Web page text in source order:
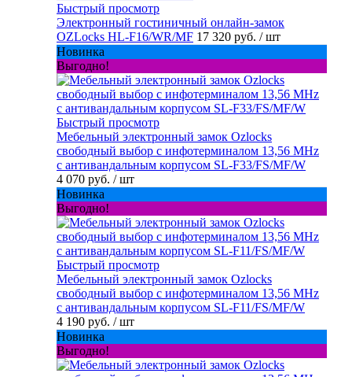
Быстрый просмотр
Электронный гостиничный онлайн-замок
OZLocks HL-F16/WR/MF 17 320 руб. / шт
Новинка
Выгодно!
Быстрый просмотр
Мебельный электронный замок Ozlocks
свободный выбор с инфотерминалом 13,56 MHz
с антивандальным корпусом SL-F33/FS/MF/W
4 070 руб. / шт
Новинка
Выгодно!
Быстрый просмотр
Мебельный электронный замок Ozlocks
свободный выбор с инфотерминалом 13,56 MHz
с антивандальным корпусом SL-F11/FS/MF/W
4 190 руб. / шт
Новинка
Выгодно!